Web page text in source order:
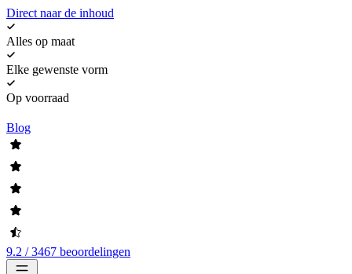
Direct naar de inhoud
Alles op maat
Elke gewenste vorm
Op voorraad
Blog
9.2 / 3467 beoordelingen